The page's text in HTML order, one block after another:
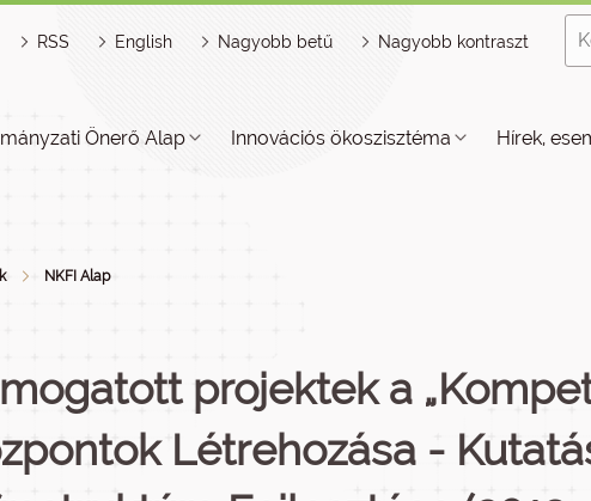
RSS English Nagyobb betű Nagyobb kontraszt
Önerő Alap Innovációs ökoszisztéma Hírek,
NKFI Alap
projektek a
Létrehozása -